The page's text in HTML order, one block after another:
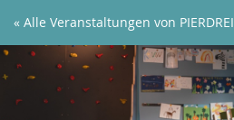
Zum
Inhalt
springen
« Alle Veranstaltungen von PIERDREI